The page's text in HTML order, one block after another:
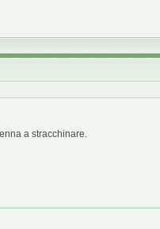
a stracchinare.